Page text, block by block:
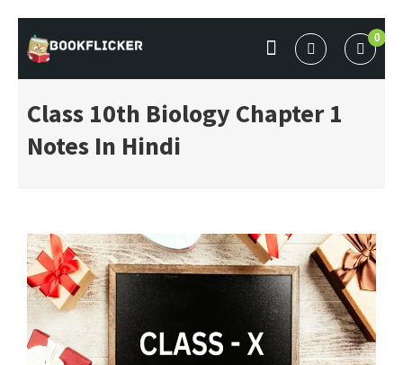
to
content
BOOKFLICKER NOTES
Gateway To Future
0
Class 10th Biology Chapter 1
Notes In Hindi